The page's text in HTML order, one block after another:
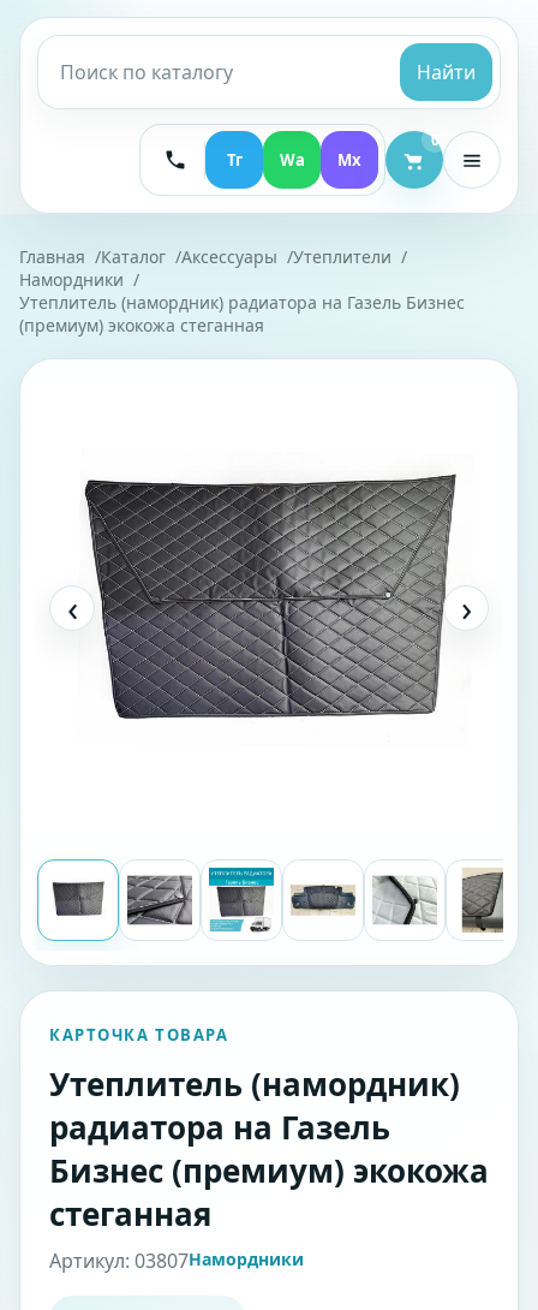
Найти
Тг Wa Mx
0
Главная Каталог Аксессуары
Утеплители
Намордники
Утеплитель (намордник) радиатора на Газель Бизнес
(премиум) экокожа стеганная
‹ ›
КАРТОЧКА ТОВАРА
Утеплитель (намордник)
радиатора на Газель
Бизнес (премиум) экокожа
стеганная
Артикул: 03807Намордники